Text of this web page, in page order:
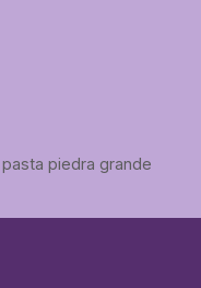
piedra grande